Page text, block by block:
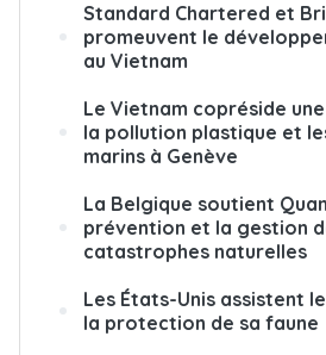
Standard Chartered et
promeuvent le
au Vietnam
Le Vietnam copréside
la pollution plastique et
marins à Genève
La Belgique soutient
prévention et la gestion
catastrophes naturelles
Les États-Unis assistent
la protection de sa faune